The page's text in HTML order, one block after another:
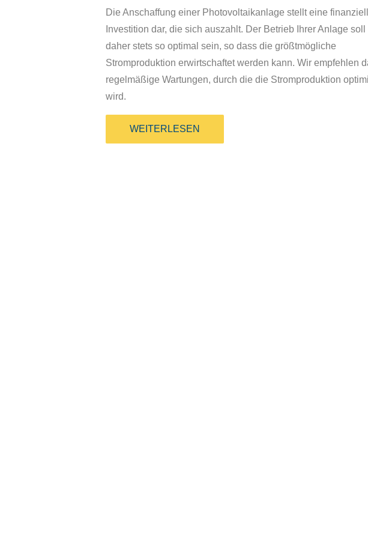
Die Anschaffung einer Photovoltaikanlage stellt eine
Investition dar, die sich auszahlt. Der Betrieb Ihrer Anlage soll
daher stets so optimal sein, so dass die größtmögliche
Stromproduktion erwirtschaftet werden kann. Wir empfehlen
regelmäßige Wartungen, durch die die Stromproduktion
wird.
WEITERLESEN